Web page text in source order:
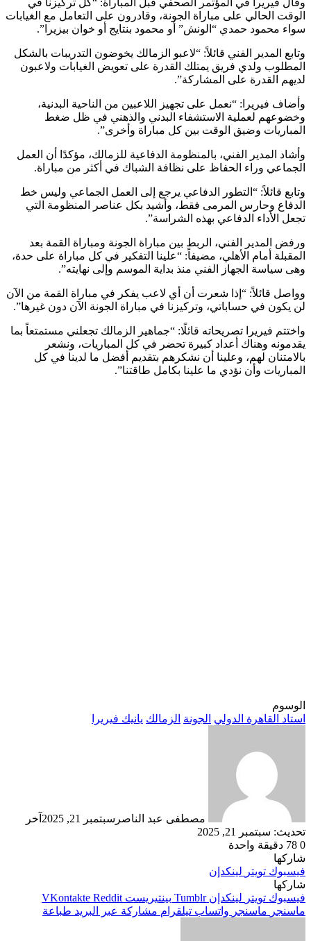
الوقت الحالي على مباراة الجونة، وقادرون على التعامل مع الغيابات
سواء محمود حمدي “الونش” أو محمود بنتايج أو خوان بيزيرا”.
وتابع المدير الفني قائلاً: “لاعبو الزمالك يخوضون التدريبات بالشكل
المطلوب ولدي فريق يمتلك القدرة على تعويض الغيابات ولاعبون
لديهم القدرة على المشاركة”.
وأضاف فيريرا: “نعمل على تجهيز اللاعبين من الناحية البدنية،
وخضوعهم لعملية الاستشفاء البدني والذهني في ظل ضغط
المباريات وضيق الوقت بين كل مباراة وأخرى”.
وأشاد المدير الفني، بالمنظومة الدفاعية للزمالك، مؤكدًا أن العمل
الجماعي وراء الحفاظ على نظافة الشباك في أكثر من مباراة.
وتابع قائلاً: “التطور الدفاعي يرجع إلى العمل الجماعي وليس خط
الدفاع وحارس المرمى فقط، وأشيد بكل عناصر المنظومة التي
تجعل الأداء الدفاعي بهذه الشراسة”.
ورفض المدير الفني، الربط بين مباراة الجونة ومباراة القمة بعد
المقبلة أمام الأهلي، مضيفاً: “علينا التفكير في كل مباراة على حدة،
وهى سياسة الجهاز الفني منذ بداية الموسم وإلى نهايته”.
وواصل قائلاً: “إذا شعرت أن أي لاعب يفكر في مباراة القمة من الآن
لن يكون في حساباتي، وتركيزنا في مباراة الجونة الآن دون غيرها”.
واختتم فيريرا تصريحاته قائلًا: “جماهير الزمالك تجعلني مستمتعاً بما
يقدمونه وهناك أعداد كبيرة تحضر في كل المباريات، ونشعر
بالامتنان لهم، وعلينا أن نشكرهم بتقديم أفضل ما لدينا في كل
المباريات وأن نؤدي ما علينا بكامل طاقتنا”.
الوسوم
استاد القاهرة الدولي الجونة الزمالك يانيك فيريرا
مصطفى عبد الناصر سبتمبر 21, 2025
آخر
تحديث: سبتمبر 21, 2025
0
دقيقة واحدة
شاركها
فيسبوك تويتر لينكدإن
شاركها
فيسبوك تويتر لينكدإن بينتيريست
ماسنجر ماسنجر واتساب تيلقرام مشاركة عبر البريد طباعة